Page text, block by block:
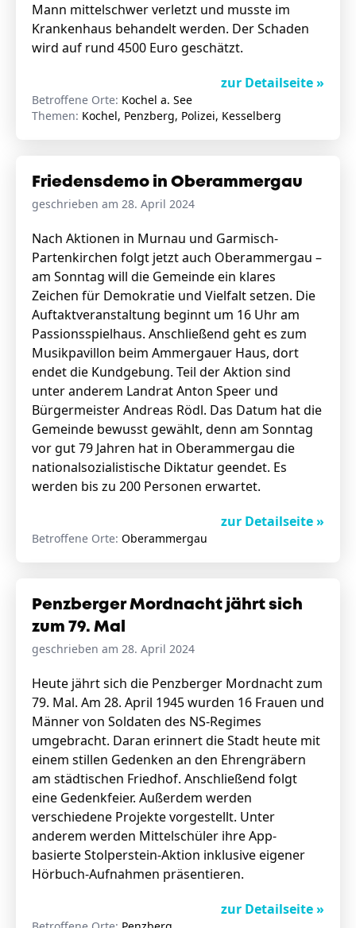
Mann mittelschwer verletzt und musste im
Krankenhaus behandelt werden. Der Schaden
wird auf rund 4500 Euro geschätzt.
zur Detailseite »
Betroffene Orte: Kochel a. See
Themen: Kochel, Penzberg, Polizei, Kesselberg
Friedensdemo in Oberammergau
geschrieben am 28. April 2024
Nach Aktionen in Murnau und Garmisch-
Partenkirchen folgt jetzt auch Oberammergau –
am Sonntag will die Gemeinde ein klares
Zeichen für Demokratie und Vielfalt setzen. Die
Auftaktveranstaltung beginnt um 16 Uhr am
Passionsspielhaus. Anschließend geht es zum
Musikpavillon beim Ammergauer Haus, dort
endet die Kundgebung. Teil der Aktion sind
unter anderem Landrat Anton Speer und
Bürgermeister Andreas Rödl. Das Datum hat die
Gemeinde bewusst gewählt, denn am Sonntag
vor gut 79 Jahren hat in Oberammergau die
nationalsozialistische Diktatur geendet. Es
werden bis zu 200 Personen erwartet.
zur Detailseite »
Betroffene Orte: Oberammergau
Penzberger Mordnacht jährt sich
zum 79. Mal
geschrieben am 28. April 2024
Heute jährt sich die Penzberger Mordnacht zum
79. Mal. Am 28. April 1945 wurden 16 Frauen und
Männer von Soldaten des NS-Regimes
umgebracht. Daran erinnert die Stadt heute mit
einem stillen Gedenken an den Ehrengräbern
am städtischen Friedhof. Anschließend folgt
eine Gedenkfeier. Außerdem werden
verschiedene Projekte vorgestellt. Unter
anderem werden Mittelschüler ihre App-
basierte Stolperstein-Aktion inklusive eigener
Hörbuch-Aufnahmen präsentieren.
zur Detailseite »